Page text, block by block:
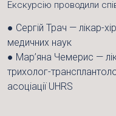
Екскурсію проводили
● Сергій Трач — лікар-
медичних наук
● Мар’яна Чемерис —
трихолог-
асоціації UHRS